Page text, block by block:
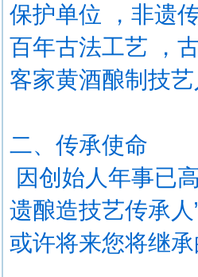
保护单位 ，非遗传
百年古法工艺 ，
客家黄酒酿制技
二、传承使命
因创始人年事已
遗酿造技艺传承人
或许将来您将继